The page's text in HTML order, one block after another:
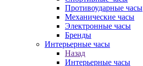
Противоударные часы
Механические часы
Электронные часы
Бренды
Интерьерные часы
Назад
Интерьерные часы